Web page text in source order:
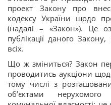
проект Закону про
кодексу України щодо
(надалі – «Закон»). Це
публікації даного
всіх.
Що ж зміниться? Закон
проводитись аукціони
тому числі з
об’єктами